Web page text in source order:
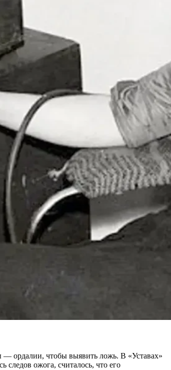
— ордалии, чтобы выявить ложь. В «Уставах»
следов ожога, считалось, что его